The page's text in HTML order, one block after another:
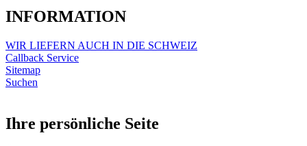
INFORMATION
WIR LIEFERN AUCH IN DIE SCHWEIZ
Callback Service
Sitemap
Suchen
Ihre persönliche Seite